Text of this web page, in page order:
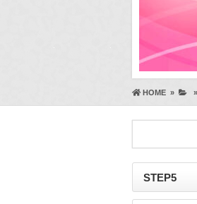
HOME » »
STEP5